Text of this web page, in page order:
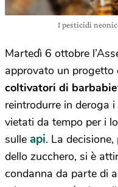
I pesticidi
Martedì 6 ottobre
approvato un progetto
coltivatori di
reintrodurre in deroga i
vietati da tempo per i
sulle api. La
dello zucchero, si è
condanna da parte di